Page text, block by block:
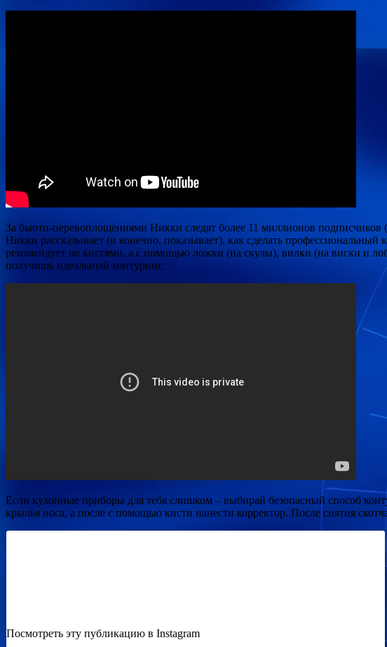
За бьюти-перевоплощениями Никки следят более 11 миллионов
Никки рассказывает (и конечно, показывает), как сделать
рекомендует не кистями, а с помощью ложки (на скулы), вилки (на виски и
получишь идеальный контуринг.
Если кухонные приборы для тебя слишком – выбирай безопасный способ
крылья носа, а после с помощью кисти нанести корректор. После снятия
Посмотреть эту публикацию в Instagram